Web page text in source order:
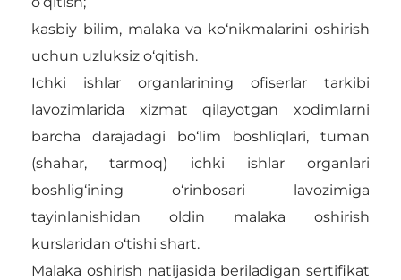
kasbiy bilim, malaka va ko‘nikmalarini oshirish
uchun uzluksiz o‘qitish.
Ichki ishlar organlarining ofiserlar tarkibi
lavozimlarida xizmat qilayotgan xodimlarni
barcha darajadagi bo‘lim boshliqlari, tuman
(shahar, tarmoq) ichki ishlar organlari
boshlig‘ining o‘rinbosari lavozimiga
tayinlanishidan oldin malaka oshirish
kurslaridan o‘tishi shart.
Malaka oshirish natijasida beriladigan sertifikat